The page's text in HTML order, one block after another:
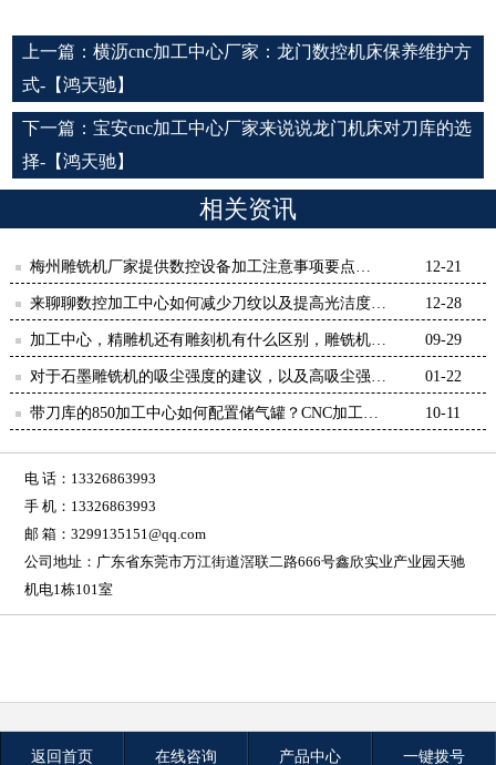
上一篇： 横沥cnc加工中心厂家：龙门数控机床保养维护方
式-【鸿天驰】
下一篇： 宝安cnc加工中心厂家来说说龙门机床对刀库的选
择-【鸿天驰】
相关资讯
梅州雕铣机厂家提供数控设备加工注意事项要点
（三）-【鸿天驰】
12-21
来聊聊数控加工中心如何减少刀纹以及提高光洁度问
题【鸿天驰】
12-28
加工中心，精雕机还有雕刻机有什么区别，雕铣机厂
解答-【鸿天驰】
09-29
对于石墨雕铣机的吸尘强度的建议，以及高吸尘强度
的优点-【鸿天驰】
01-22
带刀库的850加工中心如何配置储气罐？CNC加工中
10-11
电 话：13326863993
手 机：13326863993
邮 箱：3299135151@qq.com
公司地址：广东省东莞市万江街道滘联二路666号鑫欣实业产业园天驰
机电1栋101室
返回首页 在线咨询 产品中心 一键拨号